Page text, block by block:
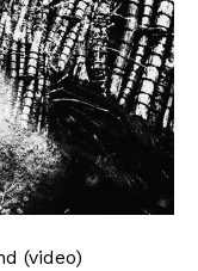
(video)